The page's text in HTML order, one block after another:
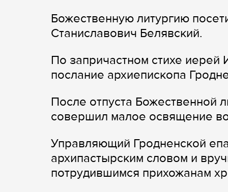
Божественную литургию
Станиславович Белявский.
По запричастном стихе
послание архиепископа
После отпуста Божественной
совершил малое освящение
Управляющий Гродненской
архипастырским словом и
потрудившимся прихожанам